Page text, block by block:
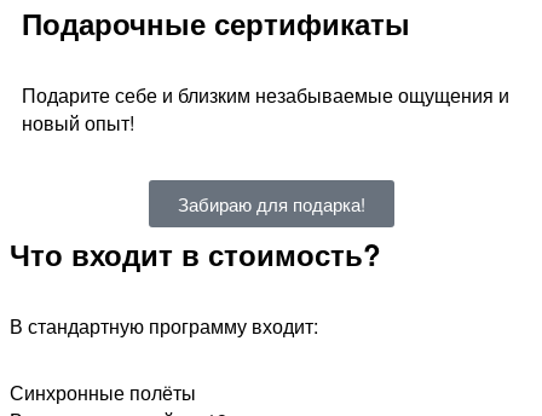
Подарочные сертификаты
Подарите себе и близким незабываемые ощущения и
новый опыт!
Забираю для подарка!
Что входит в стоимость?
В стандартную программу входит:
Синхронные полёты